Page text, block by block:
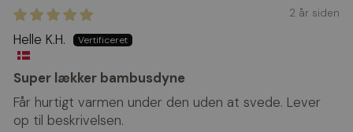
2 år siden
Helle K.H.
Super lækker bambusdyne
Får hurtigt varmen under den uden at svede. Lever
op til beskrivelsen.